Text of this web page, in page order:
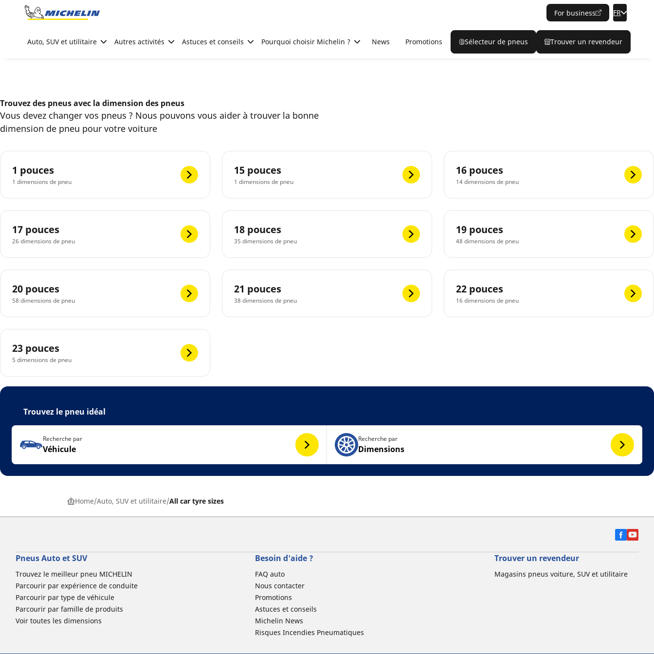
Go to page content
For business FR
Auto, SUV et utilitaire Autres activités Astuces et conseils Pourquoi choisir Michelin ? News Promotions Sélecteur de pneus Trouver un revendeur
Trouvez des pneus avec la dimension des pneus
Vous devez changer vos pneus ? Nous pouvons vous aider à trouver la bonne
dimension de pneu pour votre voiture
1 pouces
1 dimensions de pneu
15 pouces
1 dimensions de pneu
16 pouces
14 dimensions de pneu
17 pouces
26 dimensions de pneu
18 pouces
35 dimensions de pneu
19 pouces
48 dimensions de pneu
20 pouces
58 dimensions de pneu
21 pouces
38 dimensions de pneu
22 pouces
16 dimensions de pneu
23 pouces
5 dimensions de pneu
Trouvez le pneu idéal
Recherche par
Véhicule
Recherche par
Dimensions
Home Auto, SUV et utilitaire All car tyre sizes
Pneus Auto et SUV
Trouvez le meilleur pneu MICHELIN
Parcourir par expérience de conduite
Parcourir par type de véhicule
Parcourir par famille de produits
Voir toutes les dimensions
Besoin d'aide ?
FAQ auto
Nous contacter
Promotions
Astuces et conseils
Michelin News
Risques Incendies Pneumatiques
Trouver un revendeur
Magasins pneus voiture, SUV et utilitaire